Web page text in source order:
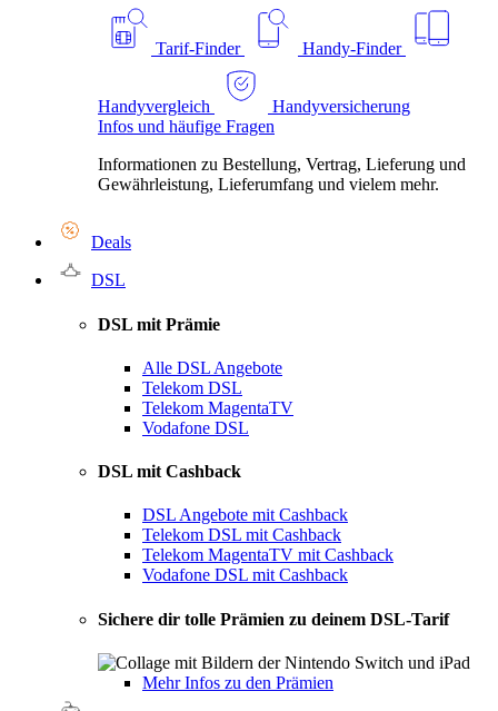
Tarif-Finder Handy-Finder
Handyvergleich
Handyversicherung
Infos und häufige Fragen
Informationen zu Bestellung, Vertrag, Lieferung und
Gewährleistung, Lieferumfang und vielem mehr.
Deals
DSL
DSL mit Prämie
Alle DSL Angebote
Telekom DSL
Telekom MagentaTV
Vodafone DSL
DSL mit Cashback
DSL Angebote mit Cashback
Telekom DSL mit Cashback
Telekom MagentaTV mit Cashback
Vodafone DSL mit Cashback
Sichere dir tolle Prämien zu deinem DSL-Tarif
Mehr Infos zu den Prämien